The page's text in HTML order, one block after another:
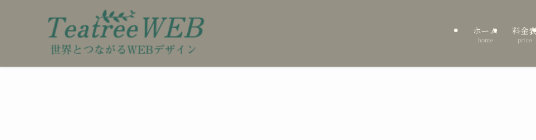
ホーム
home
料金表
price